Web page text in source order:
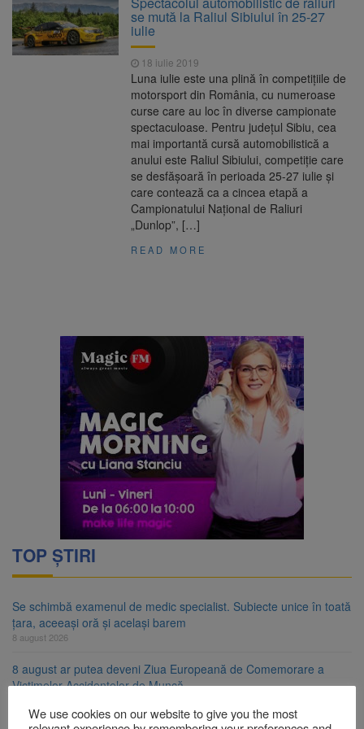
Nivelul Dunării a început să crească
8 august 2026
Asociația Română pentru
Iluminat cere reducerea luminii pe timpul
nopții, nu oprirea iluminatului public
Trafic blocat pe DN1E Brașov
– Poiana Brașov după un accident. Două
persoane primesc îngrijiri medicale
Se schimbă examenul de
medic specialist. Subiecte unice în toată țara,
aceeași oră și același barem
se mută la Raliul Sibiului în 25-27
iulie
18 iulie 2019
Luna iulie este una plină în competiţiile de
motorsport din România, cu numeroase
curse care au loc în diverse campionate
spectaculoase. Pentru judeţul Sibiu, cea
mai importantă cursă automobilistică a
anului este Raliul Sibiului, competiţie care
se desfăşoară în perioada 25-27 iulie şi
care contează ca a cincea etapă a
Campionatului Naţional de Raliuri
„Dunlop”, […]
READ MORE
TOP ȘTIRI
Se schimbă examenul de medic specialist. Subiecte unice în toată
țara, aceeași oră și același barem
8 august 2026
8 august ar putea deveni Ziua Europeană de Comemorare a
Victimelor Accidentelor de Muncă
We use cookies on our website to give you the most